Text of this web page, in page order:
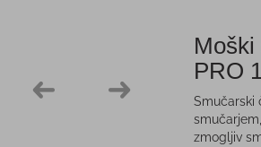
PRO
Smučarski
zmogljiv